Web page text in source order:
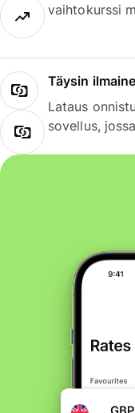
vaihtokurssi
Täysin
Lataus
sovellus,